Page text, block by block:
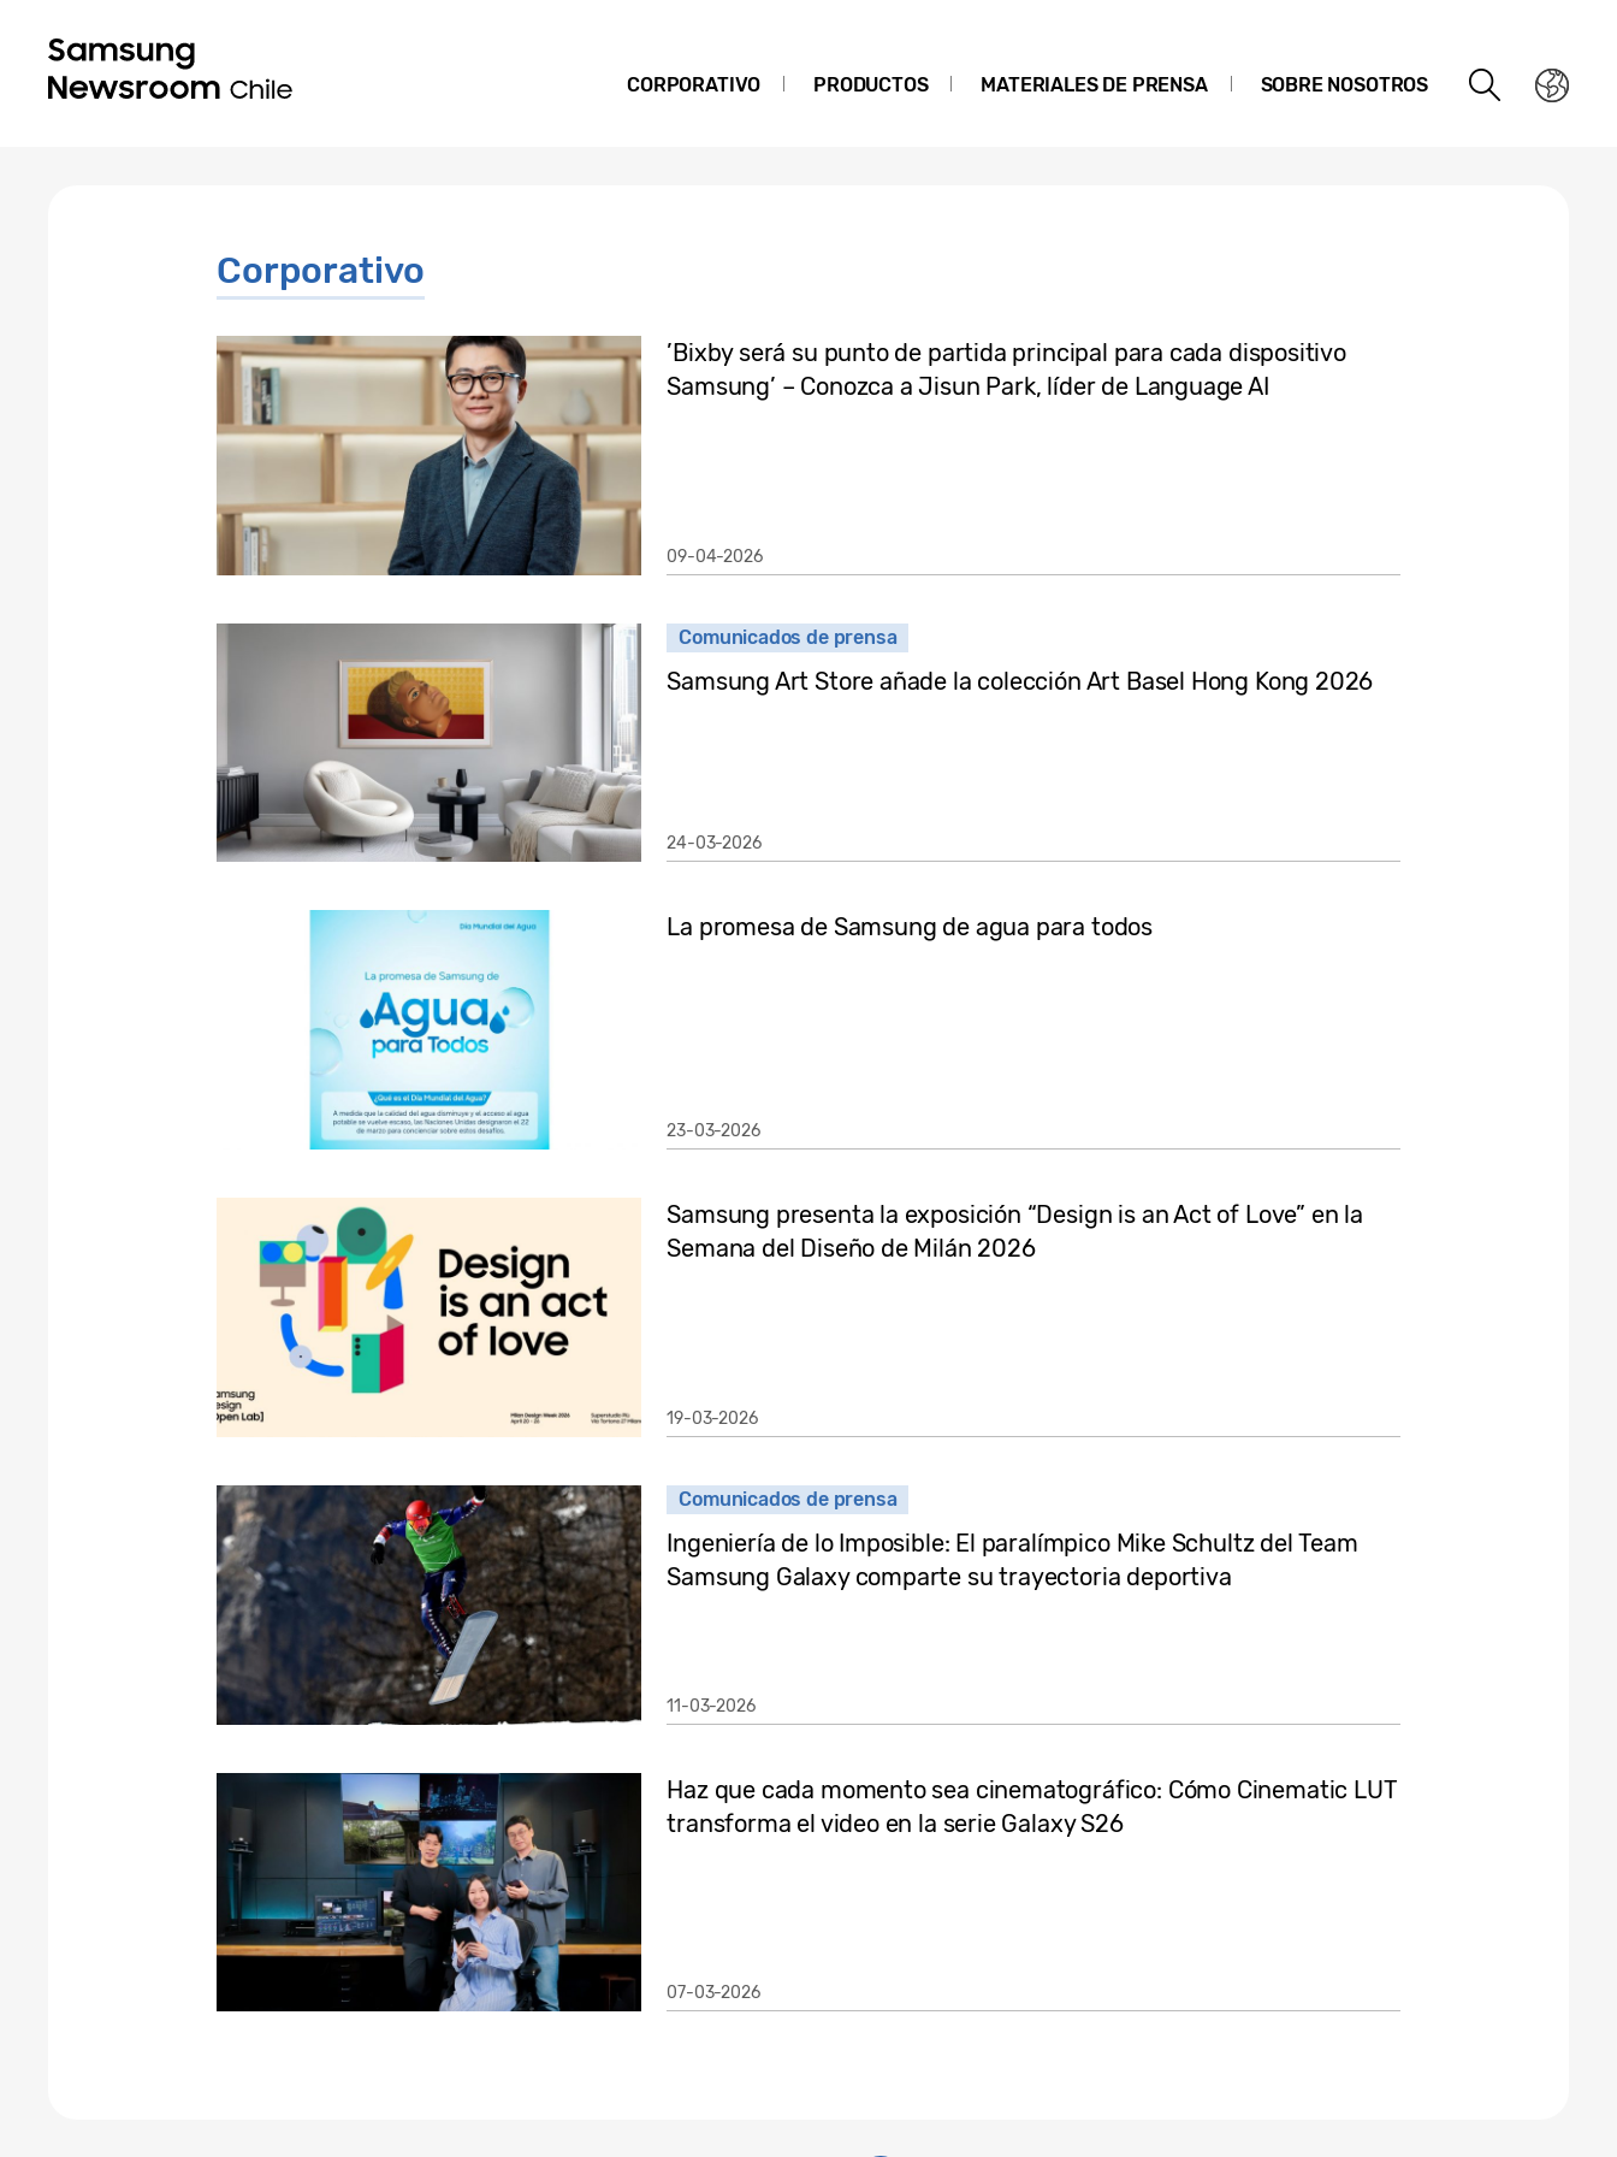
CORPORATIVO PRODUCTOS MATERIALES DE PRENSA SOBRE NOSOTROS
Corporativo
’Bixby será su punto de partida principal para cada dispositivo
Samsung’ – Conozca a Jisun Park, líder de Language AI
09-04-2026
Comunicados de prensa
Samsung Art Store añade la colección Art Basel Hong Kong 2026
24-03-2026
La promesa de Samsung de agua para todos
23-03-2026
Samsung presenta la exposición “Design is an Act of Love” en la
Semana del Diseño de Milán 2026
19-03-2026
Comunicados de prensa
Ingeniería de lo Imposible: El paralímpico Mike Schultz del Team
Samsung Galaxy comparte su trayectoria deportiva
11-03-2026
Haz que cada momento sea cinematográfico: Cómo Cinematic LUT
transforma el video en la serie Galaxy S26
07-03-2026